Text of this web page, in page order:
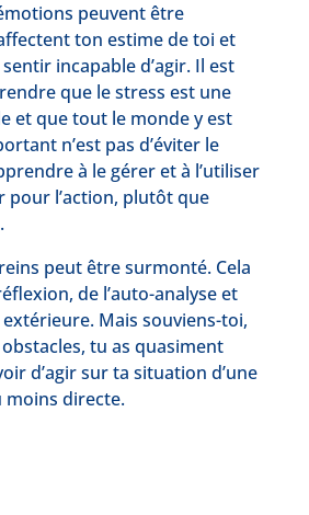
peuvent être
ton estime de toi et
incapable d’agir. Il est
que le stress est une
et que tout le monde y est
n’est pas d’éviter le
à le gérer et à l’utiliser
pour l’action, plutôt que
peut être surmonté. Cela
de l’auto-analyse et
extérieure. Mais souviens-toi,
tu as quasiment
d’agir sur ta situation d’une
moins directe.